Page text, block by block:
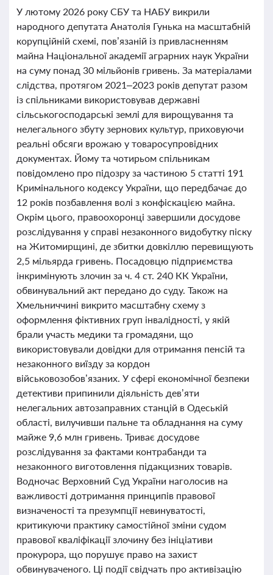
У лютому 2026 року СБУ та НАБУ викрили
народного депутата Анатолія Гунька на масштабній
корупційній схемі, пов’язаній із привласненням
майна Національної академії аграрних наук України
на суму понад 30 мільйонів гривень. За матеріалами
слідства, протягом 2021–2023 років депутат разом
із спільниками використовував державні
сільськогосподарські землі для вирощування та
нелегального збуту зернових культур, приховуючи
реальні обсяги врожаю у товаросупровідних
документах. Йому та чотирьом спільникам
повідомлено про підозру за частиною 5 статті 191
Кримінального кодексу України, що передбачає до
12 років позбавлення волі з конфіскацією майна.
Окрім цього, правоохоронці завершили досудове
розслідування у справі незаконного видобутку піску
на Житомирщині, де збитки довкіллю перевищують
2,5 мільярда гривень. Посадовцю підприємства
інкримінують злочин за ч. 4 ст. 240 КК України,
обвинувальний акт передано до суду. Також на
Хмельниччині викрито масштабну схему з
оформлення фіктивних груп інвалідності, у якій
брали участь медики та громадяни, що
використовували довідки для отримання пенсій та
незаконного виїзду за кордон
військовозобов’язаних. У сфері економічної безпеки
детективи припинили діяльність дев’яти
нелегальних автозаправних станцій в Одеській
області, вилучивши пальне та обладнання на суму
майже 9,6 млн гривень. Триває досудове
розслідування за фактами контрабанди та
незаконного виготовлення підакцизних товарів.
Водночас Верховний Суд України наголосив на
важливості дотримання принципів правової
визначеності та презумпції невинуватості,
критикуючи практику самостійної зміни судом
правової кваліфікації злочину без ініціативи
прокурора, що порушує право на захист
обвинуваченого. Ці події свідчать про активізацію